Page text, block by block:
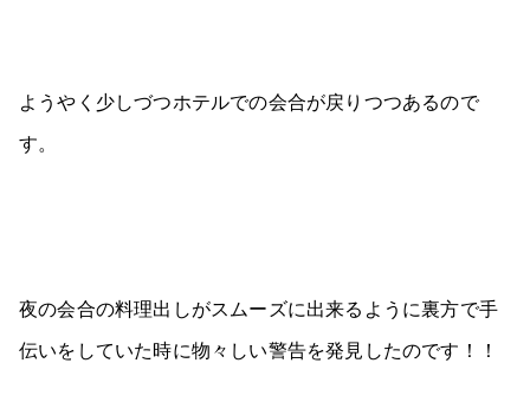
ようやく少しづつホテルでの会合が戻りつつあるので
す。
夜の会合の料理出しがスムーズに出来るように裏方で手
伝いをしていた時に物々しい警告を発見したのです！！